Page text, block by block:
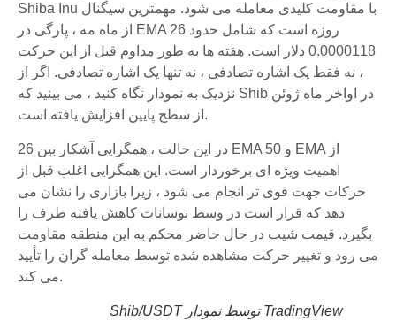
Shiba Inu با مقاومت کلیدی معامله می شود. مهمترین سیگنال
از ماه مه ، پارگی در EMA 26 روزه است که شامل حدود
0.0000118 دلار است. هفته ها به طور مداوم قبل از این حرکت
، نه فقط یک اشاره تصادفی ، نه تنها یک اشاره تصادفی. اگر از
نزدیک به نمودار نگاه کنید ، می بینید که Shib در اواخر ماه ژوئن
از سطح پایین افزایش یافته است.
26 در این حالت ، همگرایی آشکار بین EMA و 50 EMA از
اهمیت ویژه ای برخوردار است. این همگرایی اغلب قبل از
حرکات جهت قوی تر انجام می شود ، زیرا بازاری را نشان می
دهد که قرار است در وسط نوسانات کاهش یافته طرف را
بگیرد. قیمت شیب در حال حاضر محکم به این منطقه مقاومت
می رود و تغییر حرکت مشاهده شده توسط معامله گران را تأیید
می کند.
TradingView توسط نمودار Shib/USDT